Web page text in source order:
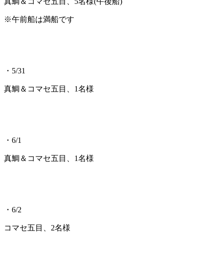
※午前船は満船です
・5/31
真鯛＆コマセ五目、1名様
・6/1
真鯛＆コマセ五目、1名様
・6/2
コマセ五目、2名様